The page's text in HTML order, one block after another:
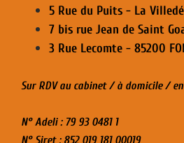
5 Rue du Puits - La
7 bis rue Jean de Saint
3 Rue Lecomte - 85200
Sur RDV au cabinet / à domicile /
N° Adeli : 79 93 0481 1
N° Siret : 852 019 181 00019